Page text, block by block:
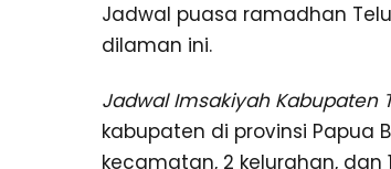
Jadwal puasa ramadhan
dilaman ini.
Jadwal Imsakiyah Kabupaten
kabupaten di provinsi Papua
kecamatan, 2 kelurahan, dan